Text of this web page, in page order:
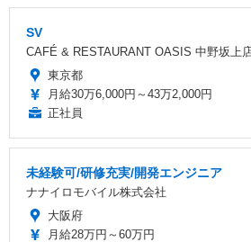
SV
CAFÉ & RESTAURANT OASIS 中野坂上
東京都
月給30万6,000円～43万2,000円
正社員
未経験可/研修充実/開発エンジニア
ナナイロモバイル株式会社
大阪府
月給28万円～60万円